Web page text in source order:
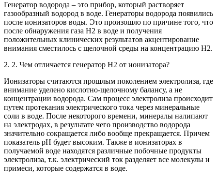
Генератор водорода – это прибор, который растворяет
газообразный водород в воде. Генераторы водорода появились
после ионизаторов воды. Это произошло по причине того, что
после обнаружения газа Н2 в воде и получения
положительных клинических результатов акцентирование
внимания сместилось с щелочной среды на концентрацию Н2.
2. 2. Чем отличается генератор Н2 от ионизатора?
Ионизаторы считаются прошлым поколением электролиза, где
внимание уделено кислотно-щелочному балансу, а не
концентрации водорода. Сам процесс электролиза происходит
путем протекания электрического тока через минеральные
соли в воде. После некоторого времени, минералы налипают
на электродах, в результате чего производство водорода
значительно сокращается либо вообще прекращается. Причем
показатель рН будет высоким. Также в ионизаторах в
получаемой воде находятся различные побочные продукты
электролиза, т.к. электрический ток разделяет все молекулы и
примеси, которые содержатся в воде.